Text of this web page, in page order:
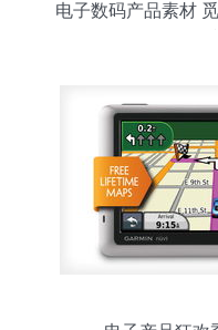
电子数码产品素材